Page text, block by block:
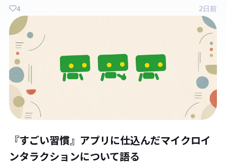
2日前
4
『すごい習慣』アプリに仕込んだマイクロイ
ンタラクションについて語る